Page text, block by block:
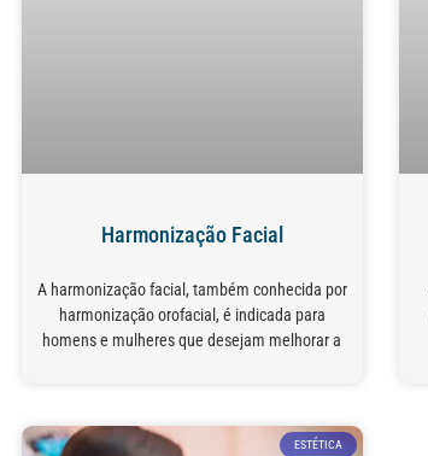
Harmonização Facial
A harmonização facial, também conhecida por
harmonização orofacial, é indicada para
homens e mulheres que desejam melhorar a
ESTÉTICA